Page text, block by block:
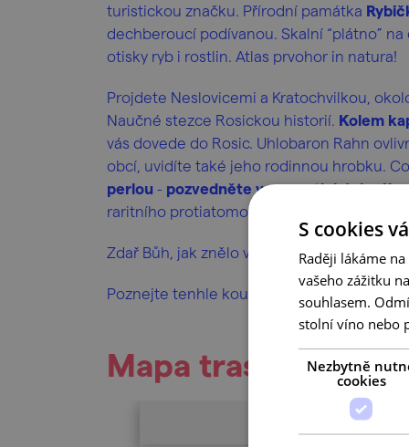
turistickou značku. Přírodní památka
dechberoucí podívanou. Skalní “plátno”
otisky ryb i rostlin. Atlas prvohor in natura!
Projdete Neslovicemi a Kratochvilkou,
Naučné stezce Rosickou historií. Kolem
vás dovede do Rosic. Uhlobaron Rahn
obcí, uvidíte také jeho rodinnou hrobku.
perlou - pozvedněte v romantických
raritního protiatomového krytu pod
Zdař Bůh, jak znělo v hornických časech,
Poznejte tenhle kout Brněnska do hloubky !
Mapa trasy
S cookies
Raději lákáme
vašeho zážitku
souhlasem.
stolní víno nebo
Nezbytně
cookies